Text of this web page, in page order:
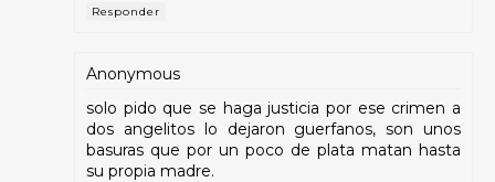
Responder
Anonymous
solo pido que se haga justicia por ese crimen a
dos angelitos lo dejaron guerfanos, son unos
basuras que por un poco de plata matan hasta
su propia madre.